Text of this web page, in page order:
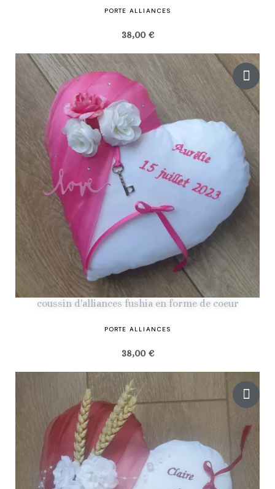
PORTE ALLIANCES
38,00 €
coussin d'alliances fushia en forme de coeur
PORTE ALLIANCES
38,00 €